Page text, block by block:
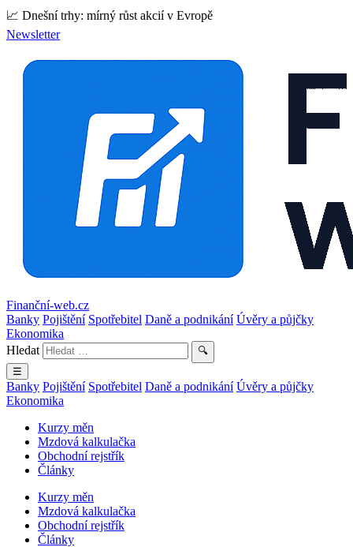
📈 Dnešní trhy: mírný růst akcií v Evropě
Newsletter
Finanční-web.cz
Banky Pojištění Spotřebitel Daně a podnikání Úvěry a půjčky
Ekonomika
Hledat
🔍
☰
Banky Pojištění Spotřebitel Daně a podnikání Úvěry a půjčky
Ekonomika
Kurzy měn
Mzdová kalkulačka
Obchodní rejstřík
Články
Kurzy měn
Mzdová kalkulačka
Obchodní rejstřík
Články